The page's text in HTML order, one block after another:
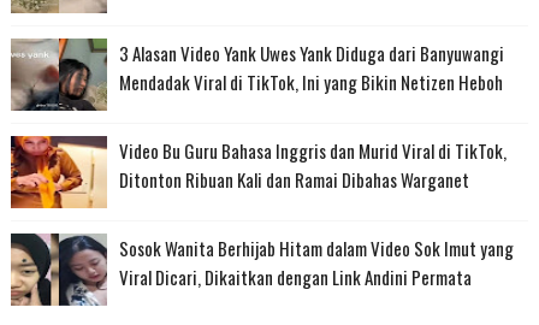
3 Alasan Video Yank Uwes Yank Diduga dari Banyuwangi
Mendadak Viral di TikTok, Ini yang Bikin Netizen Heboh
Video Bu Guru Bahasa Inggris dan Murid Viral di TikTok,
Ditonton Ribuan Kali dan Ramai Dibahas Warganet
Sosok Wanita Berhijab Hitam dalam Video Sok Imut yang
Viral Dicari, Dikaitkan dengan Link Andini Permata